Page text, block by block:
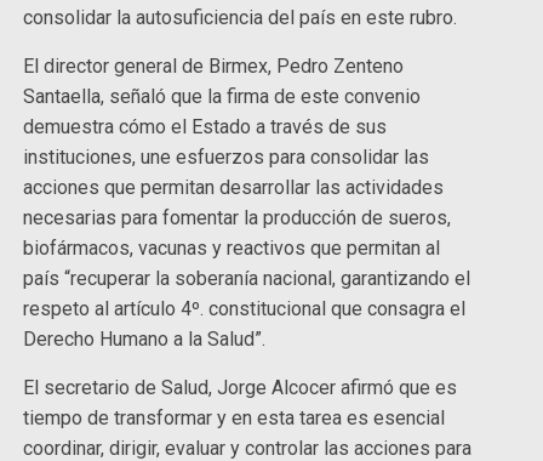
consolidar la autosuficiencia del país en este rubro.
El director general de Birmex, Pedro Zenteno
Santaella, señaló que la firma de este convenio
demuestra cómo el Estado a través de sus
instituciones, une esfuerzos para consolidar las
acciones que permitan desarrollar las actividades
necesarias para fomentar la producción de sueros,
biofármacos, vacunas y reactivos que permitan al
país “recuperar la soberanía nacional, garantizando el
respeto al artículo 4º. constitucional que consagra el
Derecho Humano a la Salud”.
El secretario de Salud, Jorge Alcocer afirmó que es
tiempo de transformar y en esta tarea es esencial
coordinar, dirigir, evaluar y controlar las acciones para